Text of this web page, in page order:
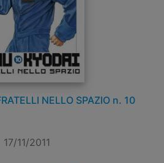
NELLO SPAZIO n. 10
17/11/2011